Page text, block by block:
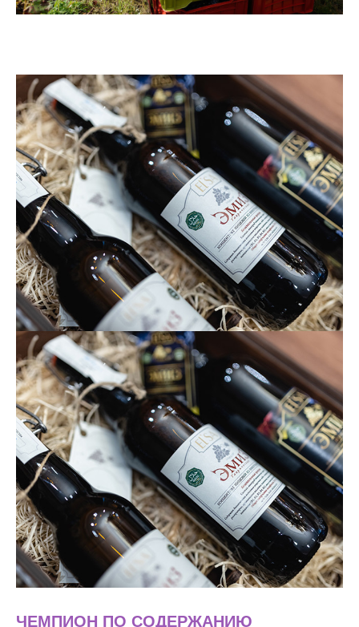
ЧЕМПИОН ПО СОДЕРЖАНИЮ